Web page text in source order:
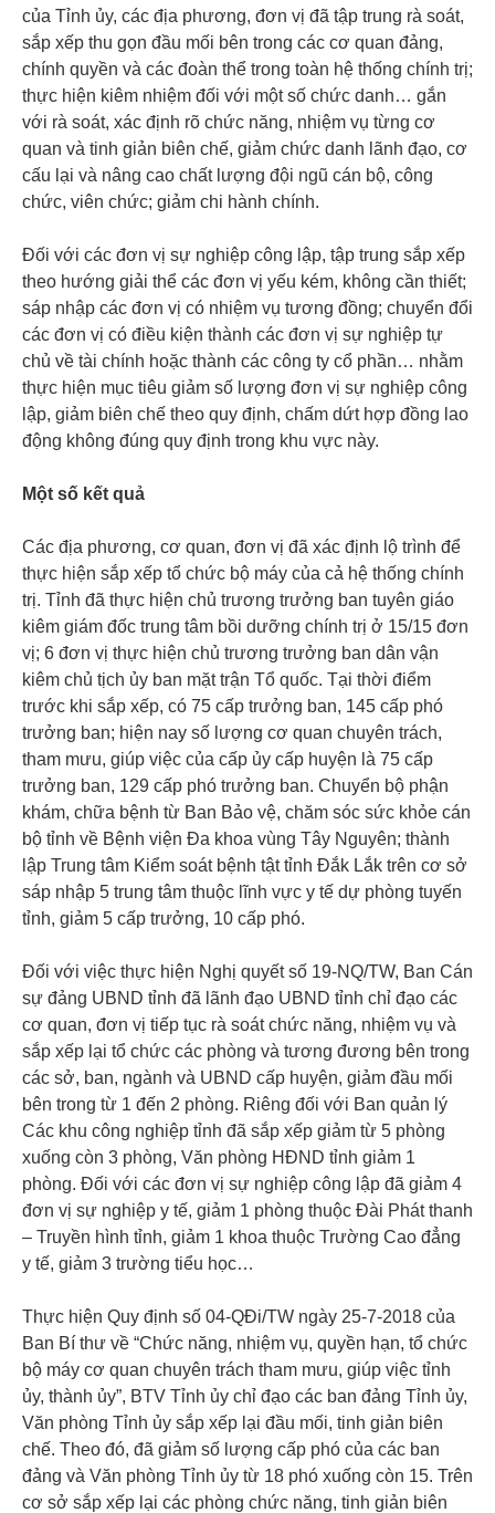
của Tỉnh ủy, các địa phương, đơn vị đã tập trung rà soát,
sắp xếp thu gọn đầu mối bên trong các cơ quan đảng,
chính quyền và các đoàn thể trong toàn hệ thống chính trị;
thực hiện kiêm nhiệm đối với một số chức danh… gắn
với rà soát, xác định rõ chức năng, nhiệm vụ từng cơ
quan và tinh giản biên chế, giảm chức danh lãnh đạo, cơ
cấu lại và nâng cao chất lượng đội ngũ cán bộ, công
chức, viên chức; giảm chi hành chính.
Đối với các đơn vị sự nghiệp công lập, tập trung sắp xếp
theo hướng giải thể các đơn vị yếu kém, không cần thiết;
sáp nhập các đơn vị có nhiệm vụ tương đồng; chuyển đổi
các đơn vị có điều kiện thành các đơn vị sự nghiệp tự
chủ về tài chính hoặc thành các công ty cổ phần… nhằm
thực hiện mục tiêu giảm số lượng đơn vị sự nghiệp công
lập, giảm biên chế theo quy định, chấm dứt hợp đồng lao
động không đúng quy định trong khu vực này.
Một số kết quả
Các địa phương, cơ quan, đơn vị đã xác định lộ trình để
thực hiện sắp xếp tổ chức bộ máy của cả hệ thống chính
trị. Tỉnh đã thực hiện chủ trương trưởng ban tuyên giáo
kiêm giám đốc trung tâm bồi dưỡng chính trị ở 15/15 đơn
vị; 6 đơn vị thực hiện chủ trương trưởng ban dân vận
kiêm chủ tịch ủy ban mặt trận Tổ quốc. Tại thời điểm
trước khi sắp xếp, có 75 cấp trưởng ban, 145 cấp phó
trưởng ban; hiện nay số lượng cơ quan chuyên trách,
tham mưu, giúp việc của cấp ủy cấp huyện là 75 cấp
trưởng ban, 129 cấp phó trưởng ban. Chuyển bộ phận
khám, chữa bệnh từ Ban Bảo vệ, chăm sóc sức khỏe cán
bộ tỉnh về Bệnh viện Đa khoa vùng Tây Nguyên; thành
lập Trung tâm Kiểm soát bệnh tật tỉnh Đắk Lắk trên cơ sở
sáp nhập 5 trung tâm thuộc lĩnh vực y tế dự phòng tuyến
tỉnh, giảm 5 cấp trưởng, 10 cấp phó.
Đối với việc thực hiện Nghị quyết số 19-NQ/TW, Ban Cán
sự đảng UBND tỉnh đã lãnh đạo UBND tỉnh chỉ đạo các
cơ quan, đơn vị tiếp tục rà soát chức năng, nhiệm vụ và
sắp xếp lại tổ chức các phòng và tương đương bên trong
các sở, ban, ngành và UBND cấp huyện, giảm đầu mối
bên trong từ 1 đến 2 phòng. Riêng đối với Ban quản lý
Các khu công nghiệp tỉnh đã sắp xếp giảm từ 5 phòng
xuống còn 3 phòng, Văn phòng HĐND tỉnh giảm 1
phòng. Đối với các đơn vị sự nghiệp công lập đã giảm 4
đơn vị sự nghiệp y tế, giảm 1 phòng thuộc Đài Phát thanh
– Truyền hình tỉnh, giảm 1 khoa thuộc Trường Cao đẳng
y tế, giảm 3 trường tiểu học…
Thực hiện Quy định số 04-QĐi/TW ngày 25-7-2018 của
Ban Bí thư về “Chức năng, nhiệm vụ, quyền hạn, tổ chức
bộ máy cơ quan chuyên trách tham mưu, giúp việc tỉnh
ủy, thành ủy”, BTV Tỉnh ủy chỉ đạo các ban đảng Tỉnh ủy,
Văn phòng Tỉnh ủy sắp xếp lại đầu mối, tinh giản biên
chế. Theo đó, đã giảm số lượng cấp phó của các ban
đảng và Văn phòng Tỉnh ủy từ 18 phó xuống còn 15. Trên
cơ sở sắp xếp lại các phòng chức năng, tinh giản biên